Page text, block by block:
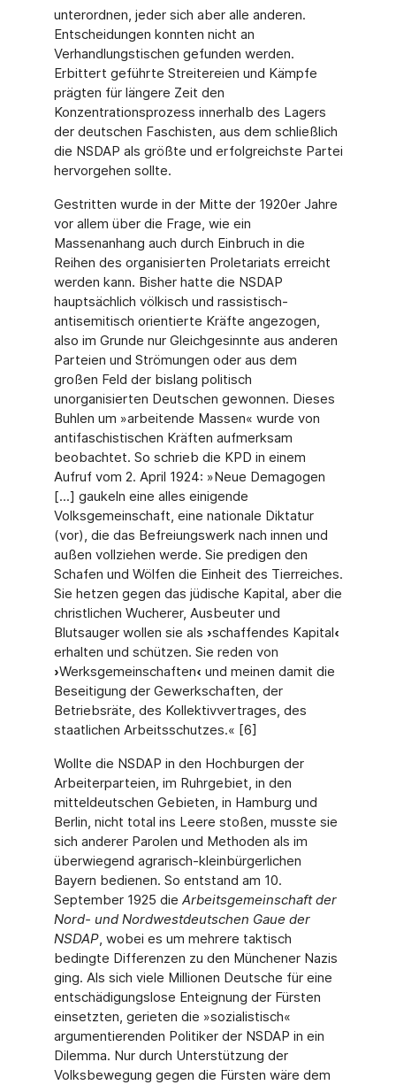
unterordnen, jeder sich aber alle anderen.
Entscheidungen konnten nicht an
Verhandlungstischen gefunden werden.
Erbittert geführte Streitereien und Kämpfe
prägten für längere Zeit den
Konzentrationsprozess innerhalb des Lagers
der deutschen Faschisten, aus dem schließlich
die NSDAP als größte und erfolgreichste Partei
hervorgehen sollte.
Gestritten wurde in der Mitte der 1920er Jahre
vor allem über die Frage, wie ein
Massenanhang auch durch Einbruch in die
Reihen des organisierten Proletariats erreicht
werden kann. Bisher hatte die NSDAP
hauptsächlich völkisch und rassistisch-
antisemitisch orientierte Kräfte angezogen,
also im Grunde nur Gleichgesinnte aus anderen
Parteien und Strömungen oder aus dem
großen Feld der bislang politisch
unorganisierten Deutschen gewonnen. Dieses
Buhlen um »arbeitende Massen« wurde von
antifaschistischen Kräften aufmerksam
beobachtet. So schrieb die KPD in einem
Aufruf vom 2. April 1924: »Neue Demagogen
[...] gaukeln eine alles einigende
Volksgemeinschaft, eine nationale Diktatur
(vor), die das Befreiungswerk nach innen und
außen vollziehen werde. Sie predigen den
Schafen und Wölfen die Einheit des Tierreiches.
Sie hetzen gegen das jüdische Kapital, aber die
christlichen Wucherer, Ausbeuter und
Blutsauger wollen sie als ›schaffendes Kapital‹
erhalten und schützen. Sie reden von
›Werksgemeinschaften‹ und meinen damit die
Beseitigung der Gewerkschaften, der
Betriebsräte, des Kollektivvertrages, des
staatlichen Arbeitsschutzes.« [6]
Wollte die NSDAP in den Hochburgen der
Arbeiterparteien, im Ruhrgebiet, in den
mitteldeutschen Gebieten, in Hamburg und
Berlin, nicht total ins Leere stoßen, musste sie
sich anderer Parolen und Methoden als im
überwiegend agrarisch-kleinbürgerlichen
Bayern bedienen. So entstand am 10.
September 1925 die Arbeitsgemeinschaft der
Nord- und Nordwestdeutschen Gaue der
NSDAP, wobei es um mehrere taktisch
bedingte Differenzen zu den Münchener Nazis
ging. Als sich viele Millionen Deutsche für eine
entschädigungslose Enteignung der Fürsten
einsetzten, gerieten die »sozialistisch«
argumentierenden Politiker der NSDAP in ein
Dilemma. Nur durch Unterstützung der
Volksbewegung gegen die Fürsten wäre dem